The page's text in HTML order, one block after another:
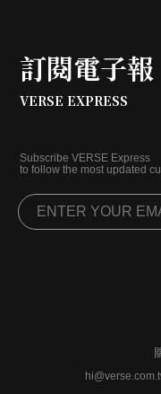
訂閱電子報
VERSE EXPRESS
Subscribe VERSE Express
to follow the most updated